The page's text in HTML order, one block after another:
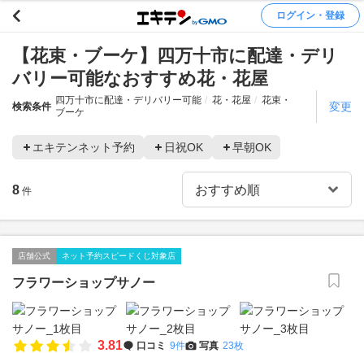
ログイン・登録
【花束・ブーケ】四万十市に配達・デリ
バリー可能なおすすめ花・花屋
検索条件
四万十市に配達・デリバリー可能 花・花屋
花束・
ブーケ
変更
エキテンネット予約 日祝OK 早朝OK
8 件
店舗公式 ネット予約スピードくじ対象店
フラワーショップサノー
3.81 口コミ 9件 写真 23枚